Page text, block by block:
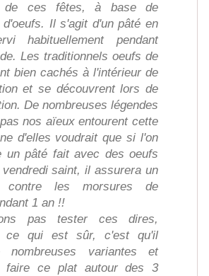
de ces fêtes, à base de
d'oeufs. Il s'agit d'un pâté en
habituellement pendant
Les traditionnels oeufs de
bien cachés à l'intérieur de
et se découvrent lors de
De nombreuses légendes
nos aïeux entourent cette
d'elles voudrait que si l'on
un pâté fait avec des oeufs
saint, il assurera un
contre les morsures de
1 an !!
pas tester ces dires,
ce qui est sûr, c'est qu'il
nombreuses variantes et
faire ce plat autour des 3